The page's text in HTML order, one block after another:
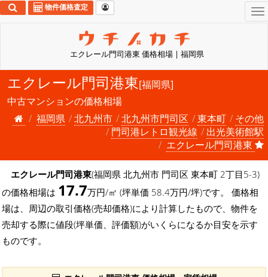
エクレール門司港東 価格相場 | 福岡県
物件価格査定
エクレール門司港東[福岡県]
中古マンションの価格相場
福岡県
北九州市 北九州市門司区 東本町
その他
門司港レトロ観光線
出光美術館駅
エクレール門司港東
エクレール門司港東(福岡県 北九州市 門司区 東本町 2丁目5-3)
の価格相場は 17.7万円/㎡ (坪単価 58.4万円/坪)です。 価格相
場は、周辺の取引価格(売却価格)により計算したもので、物件を
売却する際に値段(坪単価、評価額)がいくらになるか目安を示す
ものです。